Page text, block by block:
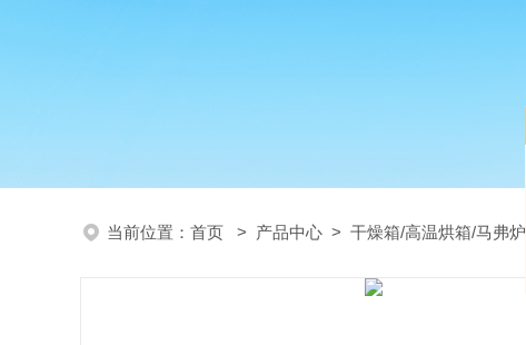
当前位置： 首页 > 产品中心 > 干燥箱/高温烘箱/马弗炉